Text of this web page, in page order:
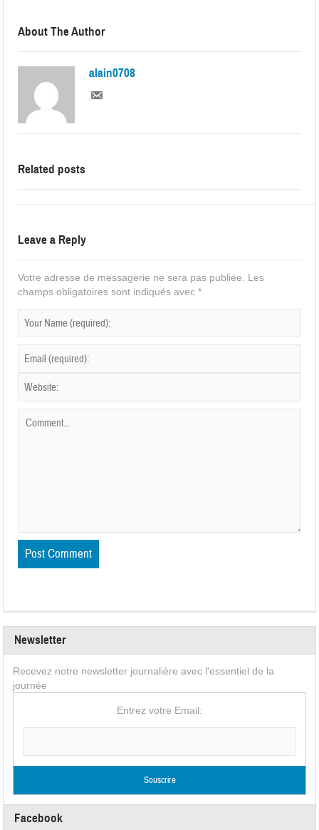
About The Author
alain0708
Related posts
Leave a Reply
Votre adresse de messagerie ne sera pas publiée.
Les
champs obligatoires sont indiqués avec*
Newsletter
Recevez notre newsletter journalière avec l'essentiel de la
journée
Entrez votre Email:
Facebook